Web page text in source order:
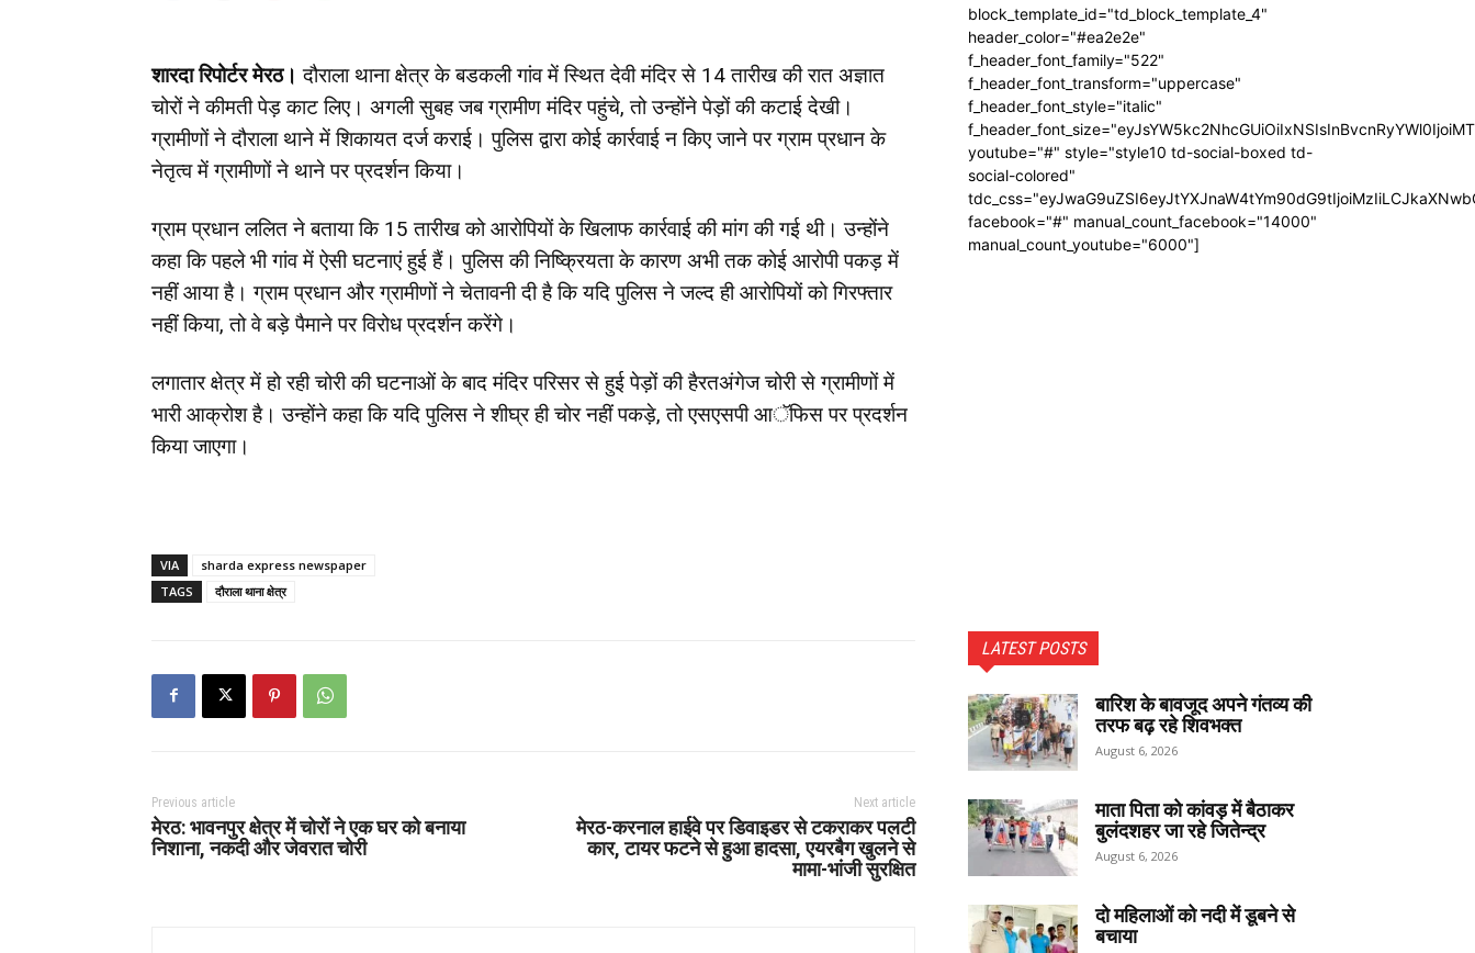
शारदा रिपोर्टर मेरठ। दौराला थाना क्षेत्र के बडकली गांव में स्थित देवी मंदिर से 14 तारीख की रात अज्ञात
चोरों ने कीमती पेड़ काट लिए। अगली सुबह जब ग्रामीण मंदिर पहुंचे, तो उन्होंने पेड़ों की कटाई देखी।
ग्रामीणों ने दौराला थाने में शिकायत दर्ज कराई। पुलिस द्वारा कोई कार्रवाई न किए जाने पर ग्राम प्रधान के
नेतृत्व में ग्रामीणों ने थाने पर प्रदर्शन किया।
ग्राम प्रधान ललित ने बताया कि 15 तारीख को आरोपियों के खिलाफ कार्रवाई की मांग की गई थी। उन्होंने
कहा कि पहले भी गांव में ऐसी घटनाएं हुई हैं। पुलिस की निष्क्रियता के कारण अभी तक कोई आरोपी पकड़ में
नहीं आया है। ग्राम प्रधान और ग्रामीणों ने चेतावनी दी है कि यदि पुलिस ने जल्द ही आरोपियों को गिरफ्तार
नहीं किया, तो वे बड़े पैमाने पर विरोध प्रदर्शन करेंगे।
लगातार क्षेत्र में हो रही चोरी की घटनाओं के बाद मंदिर परिसर से हुई पेड़ों की हैरतअंगेज चोरी से ग्रामीणों में
भारी आक्रोश है। उन्होंने कहा कि यदि पुलिस ने शीघ्र ही चोर नहीं पकड़े, तो एसएसपी आॅफिस पर प्रदर्शन
किया जाएगा।
VIA
sharda express newspaper
TAGS
दौराला थाना क्षेत्र
Previous article
मेरठ: भावनपुर क्षेत्र में चोरों ने एक घर को बनाया
निशाना, नकदी और जेवरात चोरी
Next article
मेरठ-करनाल हाईवे पर डिवाइडर से टकराकर पलटी
कार, टायर फटने से हुआ हादसा, एयरबैग खुलने से
मामा-भांजी सुरक्षित
block_template_id="td_block_template_4"
header_color="#ea2e2e"
f_header_font_family="522"
f_header_font_transform="uppercase"
f_header_font_style="italic"
youtube="#" style="style10 td-social-boxed td-
social-colored"
facebook="#" manual_count_facebook="14000"
manual_count_youtube="6000"]
LATEST POSTS
बारिश के बावजूद अपने गंतव्य की
तरफ बढ़ रहे शिवभक्त
August 6, 2026
माता पिता को कांवड़ में बैठाकर
बुलंदशहर जा रहे जितेन्द्र
August 6, 2026
दो महिलाओं को नदी में डूबने से
बचाया